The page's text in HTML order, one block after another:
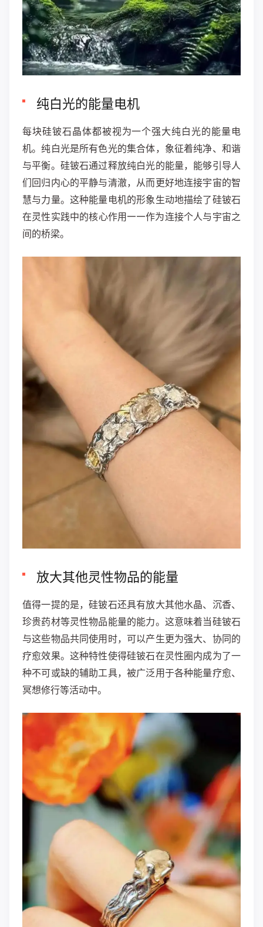
纯白光的能量电机
每块硅铍石晶体都被视为一个强大纯白光的能量电
机。纯白光是所有色光的集合体，象征着纯净、和谐
与平衡。硅铍石通过释放纯白光的能量，能够引导人
们回归内心的平静与清澈，从而更好地连接宇宙的智
慧与力量。这种能量电机的形象生动地描绘了硅铍石
在灵性实践中的核心作用——作为连接个人与宇宙之
间的桥梁。
放大其他灵性物品的能量
值得一提的是，硅铍石还具有放大其他水晶、沉香、
珍贵药材等灵性物品能量的能力。这意味着当硅铍石
与这些物品共同使用时，可以产生更为强大、协同的
疗愈效果。这种特性使得硅铍石在灵性圈内成为了一
种不可或缺的辅助工具，被广泛用于各种能量疗愈、
冥想修行等活动中。